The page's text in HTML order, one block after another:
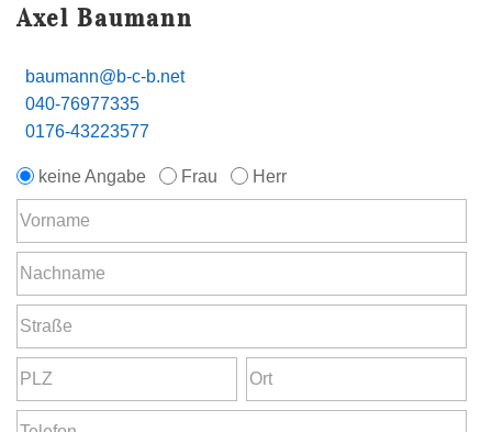
Axel Baumann
baumann@b-c-b.net
040-76977335
0176-43223577
keine Angabe Frau Herr